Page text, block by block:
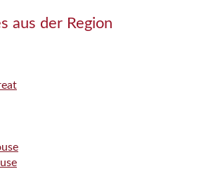
aus der Region